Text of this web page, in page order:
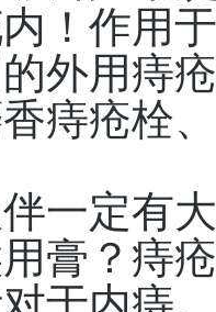
！作用
外用痔
痔疮栓
一定有
膏？痔